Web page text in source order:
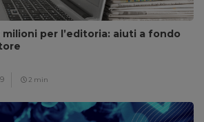
milioni per l’editoria: aiuti a fondo
2 min